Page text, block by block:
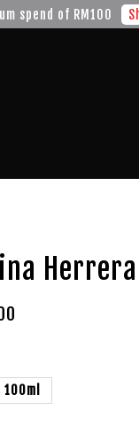
Now!
Herrera
100ml